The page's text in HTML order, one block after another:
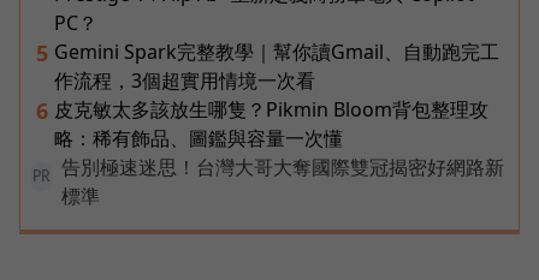
PC？
5 Gemini Spark完整教學｜幫你讀Gmail、自動跑完工
作流程，3個超實用情境一次看
6 皮克敏太多該放生哪隻？Pikmin Bloom背包整理攻
略：稀有飾品、圖鑑與容量一次懂
PR
告別極速迷思！台灣大哥大奪國際雙冠揭密好網路新
標準